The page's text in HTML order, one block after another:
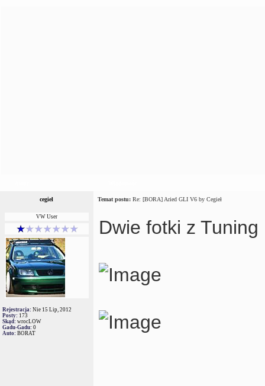
cegiel Temat postu: Re: [BORA] Aried GLI V6 by Cegieł
VW User
Rejestracja: Nie 15 Lip, 2012
Posty: 173
Skąd: wrocLOW
Gadu-Gadu: 0
Auto: BORAT
Dwie fotki z